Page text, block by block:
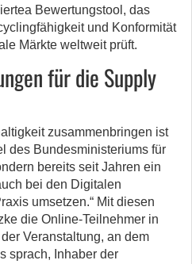
Bewertungstool, das
und Konformität
Märkte weltweit prüft.
für die Supply
zusammenbringen ist
des Bundesministeriums für
bereits seit Jahren ein
bei den Digitalen
umsetzen.“ Mit diesen
die Online-Teilnehmer in
Veranstaltung, an dem
sprach, Inhaber der